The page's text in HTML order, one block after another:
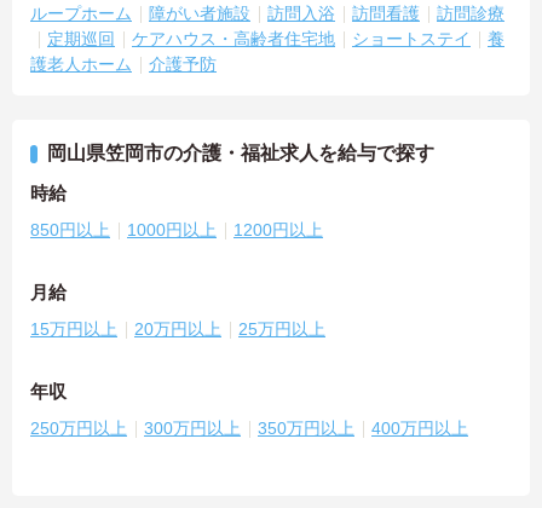
ループホーム 障がい者施設 訪問入浴 訪問看護
訪問診療
定期巡回
ケアハウス・高齢者住宅地 ショートステイ
養
護老人ホーム
介護予防
岡山県笠岡市の介護・福祉求人を給与で探す
時給
850円以上 1000円以上 1200円以上
月給
15万円以上 20万円以上 25万円以上
年収
250万円以上 300万円以上 350万円以上 400万円以上